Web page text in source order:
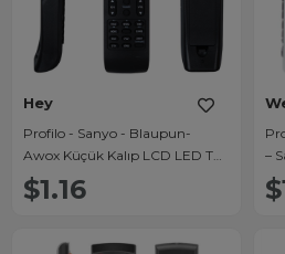
Hey
Profilo - Sanyo - Blaupun-
Awox Küçük Kalıp LCD LED TV
Kumandası
$1.16
–